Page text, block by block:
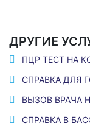
ДРУГИЕ
ПЦР ТЕСТ НА
СПРАВКА ДЛЯ
ВЫЗОВ ВРАЧА
СПРАВКА В